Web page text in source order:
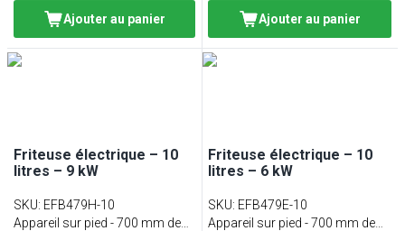
Ajouter au panier Ajouter au panier
Friteuse électrique – 10
litres – 9 kW
SKU: EFB479H-10
Appareil sur pied - 700 mm de
Friteuse électrique – 10
litres – 6 kW
SKU: EFB479E-10
Appareil sur pied - 700 mm de